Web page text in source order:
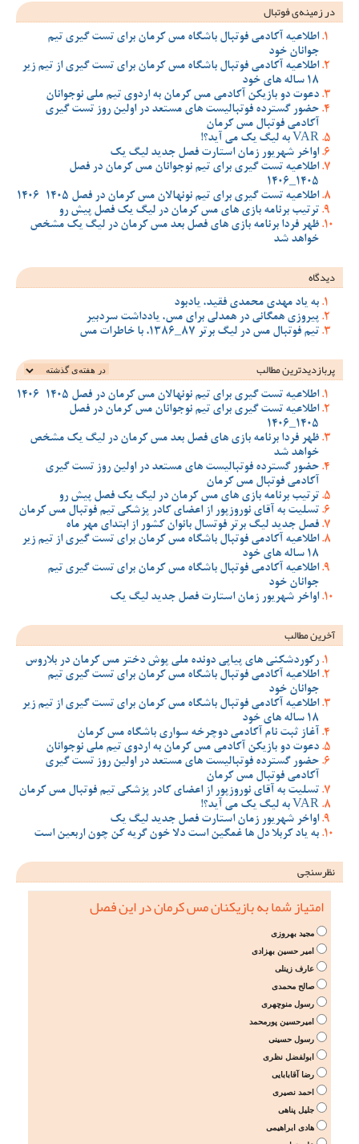
در زمینه‌ی فوتبال
اطلاعیه آکادمی فوتبال باشگاه مس کرمان برای تست گیری تیم
جوانان خود
اطلاعیه آکادمی فوتبال باشگاه مس کرمان برای تست گیری از تیم زیر
18 ساله های خود
دعوت دو بازیکن آکادمی مس کرمان به اردوی تیم ملی نوجوانان
حضور گسترده فوتبالیست های مستعد در اولین روز تست گیری
آکادمی فوتبال مس کرمان
VAR به لیگ یک می آید؟!
اواخر شهریور زمان استارت فصل جدید لیگ یک
اطلاعیه تست گیری برای تیم نوجوانان مس کرمان در فصل
1405_1406
اطلاعیه تست گیری برای تیم نونهالان مس کرمان در فصل 1405-1406
ترتیب برنامه بازی های مس کرمان در لیگ یک فصل پیش رو
ظهر فردا برنامه بازی های فصل بعد مس کرمان در لیگ یک مشخص
خواهد شد
دیدگاه
به یاد مهدی محمدی فقید، یادبود
پیروزی همگانی در همدلی برای مس، یادداشت سردبیر
تیم فوتبال مس در لیگ برتر 87_1386، با خاطرات مس
پربازدیدترین‌ مطالب
اطلاعیه تست گیری برای تیم نونهالان مس کرمان در فصل 1405-1406
اطلاعیه تست گیری برای تیم نوجوانان مس کرمان در فصل
1405_1406
ظهر فردا برنامه بازی های فصل بعد مس کرمان در لیگ یک مشخص
خواهد شد
حضور گسترده فوتبالیست های مستعد در اولین روز تست گیری
آکادمی فوتبال مس کرمان
ترتیب برنامه بازی های مس کرمان در لیگ یک فصل پیش رو
تسلیت به آقای نوروزپور از اعضای کادر پزشکی تیم فوتبال مس کرمان
فصل جدید لیگ برتر فوتسال بانوان کشور از ابتدای مهر ماه
اطلاعیه آکادمی فوتبال باشگاه مس کرمان برای تست گیری از تیم زیر
18 ساله های خود
اطلاعیه آکادمی فوتبال باشگاه مس کرمان برای تست گیری تیم
جوانان خود
اواخر شهریور زمان استارت فصل جدید لیگ یک
آخرین مطالب
رکوردشکنی های پیاپی دونده ملی پوش دختر مس کرمان در بلاروس
اطلاعیه آکادمی فوتبال باشگاه مس کرمان برای تست گیری تیم
جوانان خود
اطلاعیه آکادمی فوتبال باشگاه مس کرمان برای تست گیری از تیم زیر
18 ساله های خود
آغاز ثبت نام آکادمی دوچرخه سواری باشگاه مس کرمان
دعوت دو بازیکن آکادمی مس کرمان به اردوی تیم ملی نوجوانان
حضور گسترده فوتبالیست های مستعد در اولین روز تست گیری
آکادمی فوتبال مس کرمان
تسلیت به آقای نوروزپور از اعضای کادر پزشکی تیم فوتبال مس کرمان
VAR به لیگ یک می آید؟!
اواخر شهریور زمان استارت فصل جدید لیگ یک
به یاد کربلا دل ها غمگین است دلا خون گریه کن چون اربعین است
نظرسنجی
امتیاز شما به بازیکنان مس کرمان در این فصل
مجید بهروزی
امیر حسین بهزادی
عارف زینلی
صالح محمدی
رسول منوچهری
امیرحسین پورمحمد
رسول حسینی
ابولفضل نظری
رضا آقابابایی
احمد نصیری
جلیل پناهی
هادی ابراهیمی